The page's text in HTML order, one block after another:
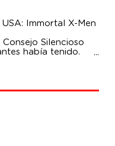
Immortal X-Men
Silencioso
había tenido.
plantea su
todos los
el mayor de
Es el turno de